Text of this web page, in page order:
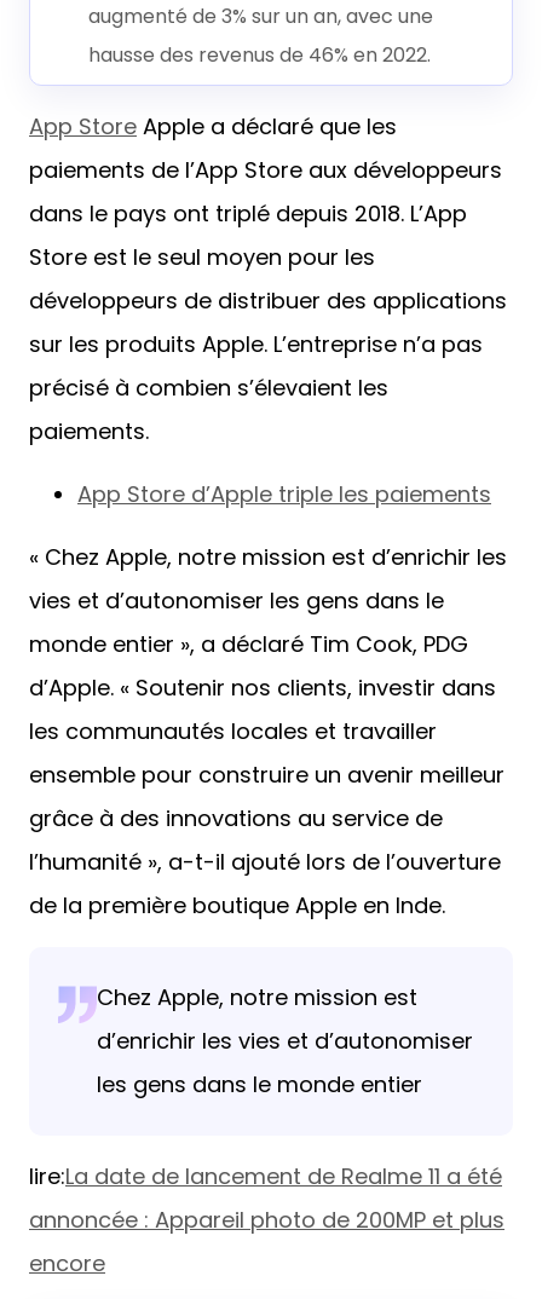
augmenté de 3% sur un an, avec une
hausse des revenus de 46% en 2022.
App Store Apple a déclaré que les
paiements de l’App Store aux développeurs
dans le pays ont triplé depuis 2018. L’App
Store est le seul moyen pour les
développeurs de distribuer des applications
sur les produits Apple. L’entreprise n’a pas
précisé à combien s’élevaient les
paiements.
App Store d’Apple triple les paiements
« Chez Apple, notre mission est d’enrichir les
vies et d’autonomiser les gens dans le
monde entier », a déclaré Tim Cook, PDG
d’Apple. « Soutenir nos clients, investir dans
les communautés locales et travailler
ensemble pour construire un avenir meilleur
grâce à des innovations au service de
l’humanité », a-t-il ajouté lors de l’ouverture
de la première boutique Apple en Inde.
Chez Apple, notre mission est
d’enrichir les vies et d’autonomiser
les gens dans le monde entier
lire:La date de lancement de Realme 11 a été
annoncée : Appareil photo de 200MP et plus
encore